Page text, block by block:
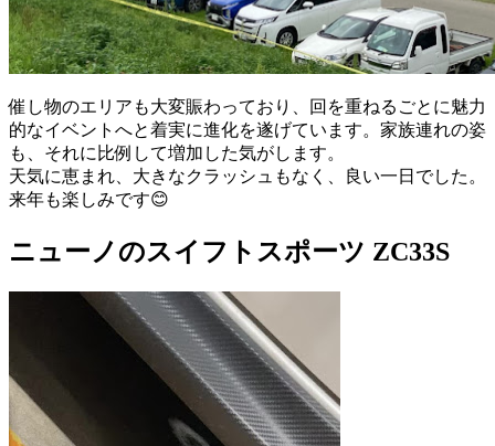
催し物のエリアも大変賑わっており、回を重ねるごとに魅力
的なイベントへと着実に進化を遂げています。家族連れの姿
も、それに比例して増加した気がします。
天気に恵まれ、大きなクラッシュもなく、良い一日でした。
来年も楽しみです😊
ニューノのスイフトスポーツ ZC33S